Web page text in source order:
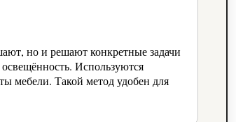
но и решают конкретные задачи
Используются
мебели. Такой метод удобен для